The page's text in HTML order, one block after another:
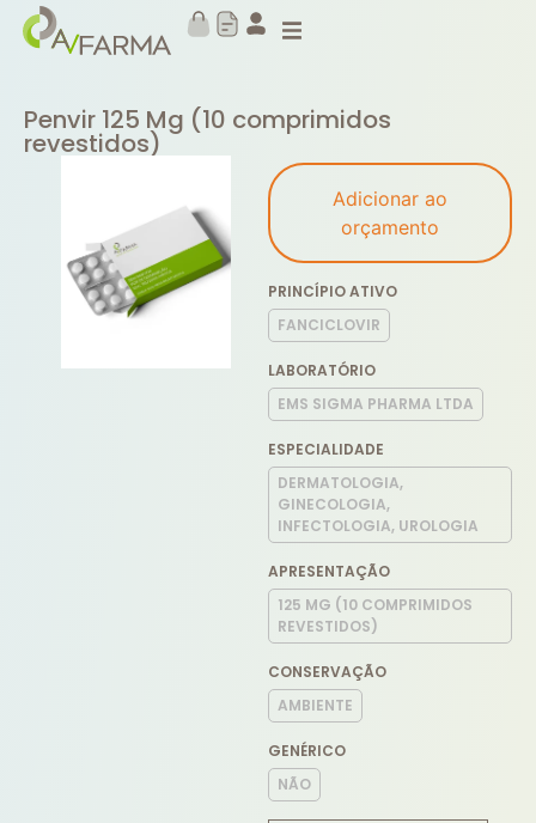
Penvir 125 Mg (10 comprimidos
revestidos)
Adicionar ao
orçamento
PRINCÍPIO ATIVO
FANCICLOVIR
LABORATÓRIO
EMS SIGMA PHARMA LTDA
ESPECIALIDADE
DERMATOLOGIA,
GINECOLOGIA,
INFECTOLOGIA, UROLOGIA
APRESENTAÇÃO
125 MG (10 COMPRIMIDOS
REVESTIDOS)
CONSERVAÇÃO
AMBIENTE
GENÉRICO
NÃO